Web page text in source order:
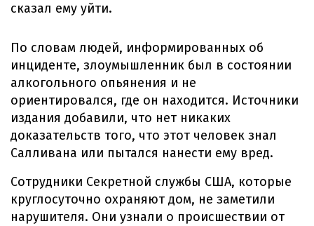
сказал ему уйти.
По словам людей, информированных об
инциденте, злоумышленник был в состоянии
алкогольного опьянения и не
ориентировался, где он находится. Источники
издания добавили, что нет никаких
доказательств того, что этот человек знал
Салливана или пытался нанести ему вред.
Сотрудники Секретной службы США, которые
круглосуточно охраняют дом, не заметили
нарушителя. Они узнали о происшествии от